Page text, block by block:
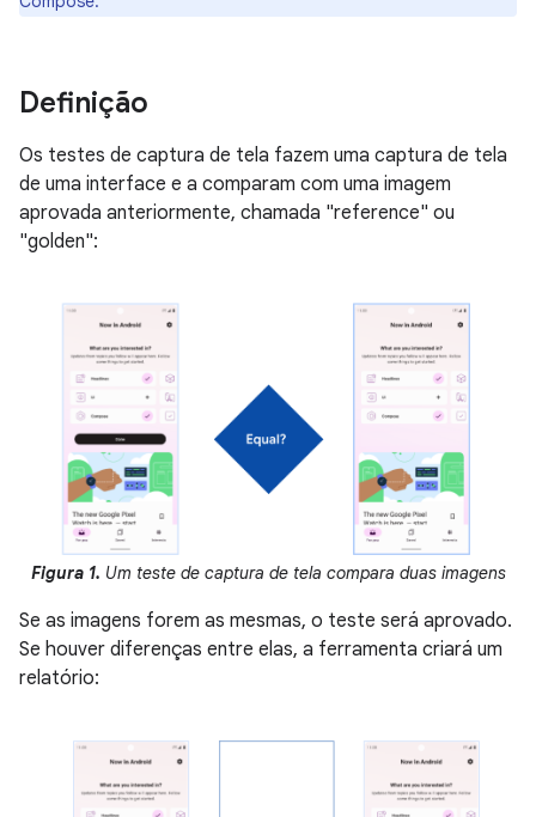
Definição
Os testes de captura de tela fazem uma captura de tela
de uma interface e a comparam com uma imagem
aprovada anteriormente, chamada "reference" ou
"golden":
Figura 1. Um teste de captura de tela compara duas imagens
Se as imagens forem as mesmas, o teste será aprovado.
Se houver diferenças entre elas, a ferramenta criará um
relatório: